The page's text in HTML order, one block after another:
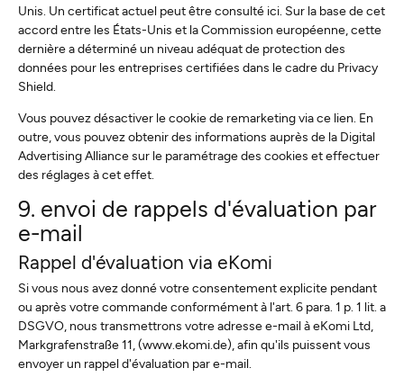
Unis. Un certificat actuel peut être consulté ici. Sur la base de cet
accord entre les États-Unis et la Commission européenne, cette
dernière a déterminé un niveau adéquat de protection des
données pour les entreprises certifiées dans le cadre du Privacy
Shield.
Vous pouvez désactiver le cookie de remarketing via ce lien. En
outre, vous pouvez obtenir des informations auprès de la Digital
Advertising Alliance sur le paramétrage des cookies et effectuer
des réglages à cet effet.
9. envoi de rappels d'évaluation par
e-mail
Rappel d'évaluation via eKomi
Si vous nous avez donné votre consentement explicite pendant
ou après votre commande conformément à l'art. 6 para. 1 p. 1 lit. a
DSGVO, nous transmettrons votre adresse e-mail à eKomi Ltd,
Markgrafenstraße 11, (www.ekomi.de), afin qu'ils puissent vous
envoyer un rappel d'évaluation par e-mail.